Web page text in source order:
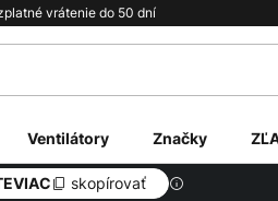
vrátenie do 50 dní
Ventilátory Značky
skopírovať